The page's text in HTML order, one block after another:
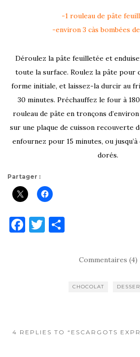
-1 rouleau de pâte
-environ 3 càs bombées
Déroulez la pâte feuilletée et
toute la surface. Roulez la pâte pour
forme initiale, et laissez-la durcir au
30 minutes. Préchauffez le four à
rouleau de pâte en tronçons
sur une plaque de cuisson recouverte
enfournez pour 15 minutes, ou jusqu’à
dorés.
Partager :
F
k
T
er
Commentaires (4)
CHOCOLAT
4 REPLIES TO “ESCARGOTS